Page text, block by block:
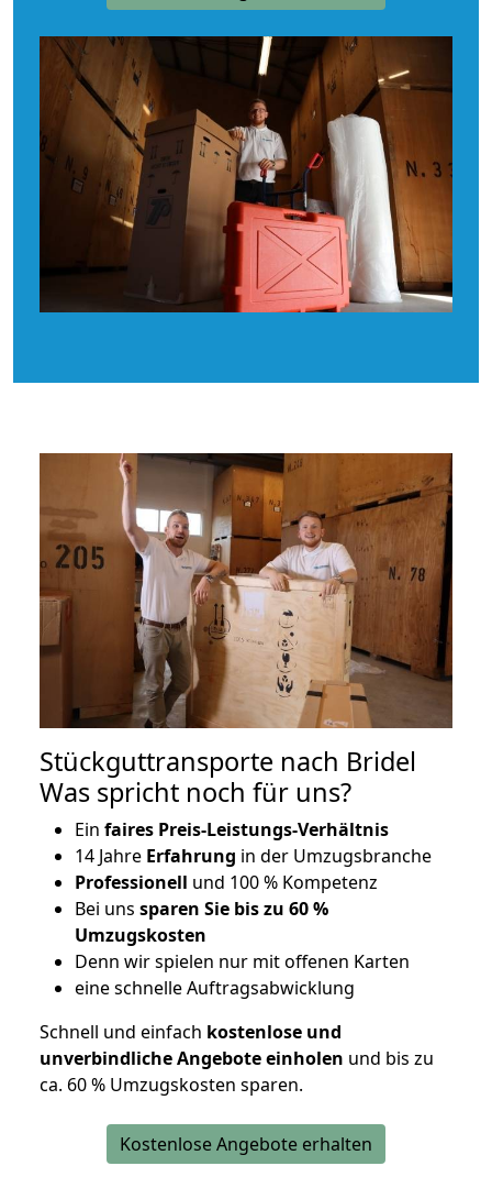
Stückguttransporte nach Bridel
Was spricht noch für uns?
Ein faires Preis-Leistungs-Verhältnis
14 Jahre Erfahrung in der Umzugsbranche
Professionell und 100 % Kompetenz
Bei uns sparen Sie bis zu 60 %
Umzugskosten
Denn wir spielen nur mit offenen Karten
eine schnelle Auftragsabwicklung
Schnell und einfach kostenlose und
unverbindliche Angebote einholen und bis zu
ca. 60 % Umzugskosten sparen.
Kostenlose Angebote erhalten